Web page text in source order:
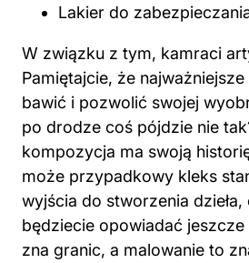
Lakier do
W związku z tym, kamraci
Pamiętajcie, że
bawić i pozwolić swojej
po drodze coś pójdzie nie
kompozycja ma swoją
może przypadkowy kleks
wyjścia do stworzenia
będziecie opowiadać jeszcze
zna granic, a malowanie to